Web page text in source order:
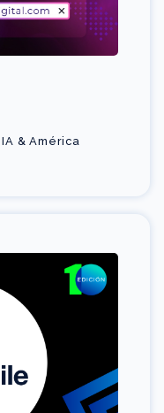
& América